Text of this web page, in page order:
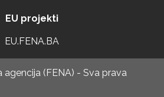
EU projekti
EU.FENA.BA
agencija (FENA) - Sva prava